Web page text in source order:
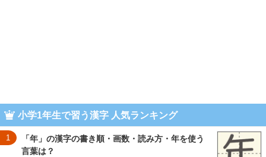
小学1年生で習う漢字 人気ランキング
1
「年」の漢字の書き順・画数・読み方・年を使う
言葉は？